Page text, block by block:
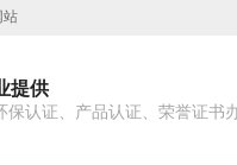
站
提供
保认证、产品认证、荣誉证书